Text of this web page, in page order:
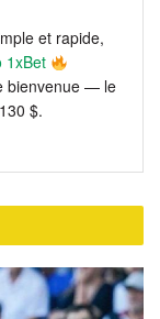
et rapide,
1xBet
bienvenue — le
130 $.